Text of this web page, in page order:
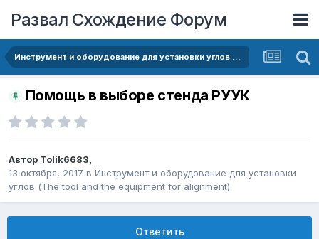
Развал Схождение Форум
Инструмент и оборудование для установки углов (The tool and the equipment for alignment)
Помощь в выборе стенда РУУК
Автор Tolik6683,
13 октября, 2017 в Инструмент и оборудование для установки
углов (The tool and the equipment for alignment)
Ответить